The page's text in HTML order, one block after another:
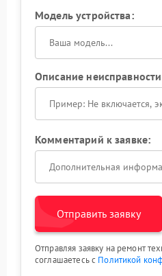
Модель устройства:
Описание
Комментарий к заявке:
Отправить заявку
Отправляя заявку на ремонт
соглашаетесь с Политикой